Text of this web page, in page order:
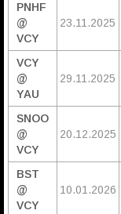
PNHF
@
VCY
23.11.2025
VCY
@
YAU
29.11.2025
SNOO
@
VCY
20.12.2025
BST
@
VCY
10.01.2026